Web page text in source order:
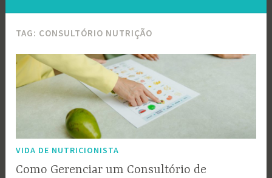
TAG: CONSULTÓRIO NUTRIÇÃO
VIDA DE NUTRICIONISTA
Como Gerenciar um Consultório de